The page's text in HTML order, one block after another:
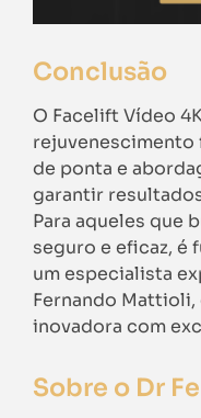
Conclusão
O Facelift Vídeo
de ponta e
garantir
Para aqueles que
seguro e eficaz, é
um especialista
Fernando
inovadora com
Sobre o Dr